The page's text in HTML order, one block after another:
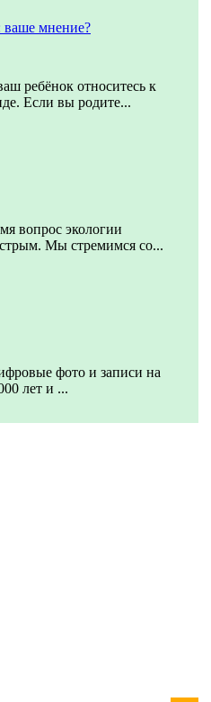
ваше мнение?
ребёнок относитесь к
Если вы родите...
вопрос экологии
Мы стремимся со...
фото и записи на
лет и ...